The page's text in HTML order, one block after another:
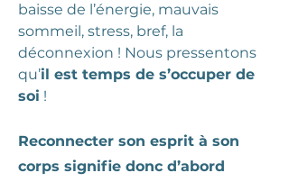
baisse de l’énergie, mauvais
sommeil, stress, bref, la
déconnexion ! Nous pressentons
qu’il est temps de s’occuper de
soi !
Reconnecter son esprit à son
corps signifie donc d’abord